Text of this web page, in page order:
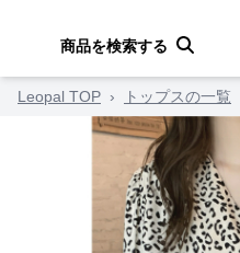
商品を検索する
Leopal TOP › トップスの一覧